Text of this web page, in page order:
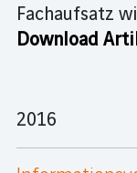
Fachaufsatz
Download
2016